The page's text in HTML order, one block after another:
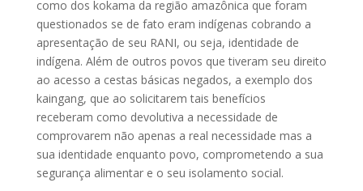
como dos kokama da região amazônica que foram
questionados se de fato eram indígenas cobrando a
apresentação de seu RANI, ou seja, identidade de
indígena. ​Além de outros povos que tiveram seu direito
ao acesso a cestas básicas negados, a exemplo dos
kaingang, que ao solicitarem tais benefícios
receberam como devolutiva a necessidade de
comprovarem não apenas a real necessidade mas a
sua identidade enquanto povo, comprometendo a sua
segurança alimentar e o seu isolamento social.